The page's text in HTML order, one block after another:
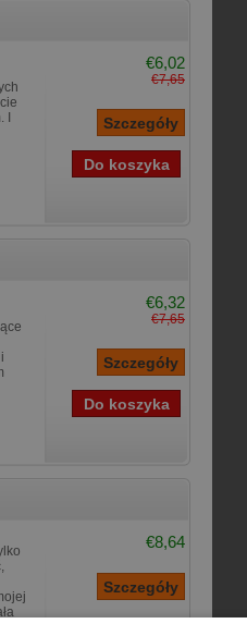
€6,02
€7,65
€6,32
€7,65
€8,64